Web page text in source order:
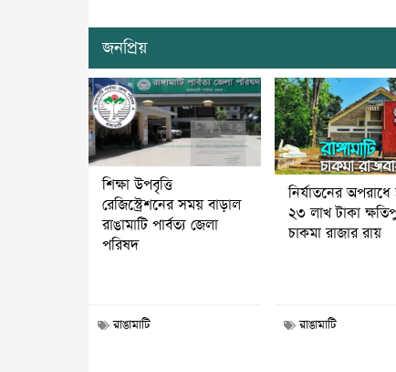
জনপ্রিয়
শিক্ষা উপবৃত্তি
রেজিস্ট্রেশনের সময় বাড়াল
রাঙামাটি পার্বত্য জেলা
পরিষদ
রাঙামাটি
নির্যাতনের অপরাধে
২৩ লাখ টাকা
চাকমা রাজার রায়
রাঙামাটি